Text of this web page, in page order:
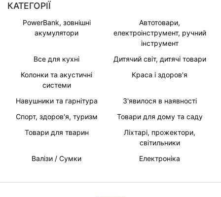
КАТЕГОРІЇ
PowerBank, зовнішні
акумулятори
Автотовари,
електроінструмент, ручний
інструмент
Все для кухні
Дитячий світ, дитячі товари
Колонки та акустичні
системи
Краса і здоров'я
Навушники та гарнітура
З'явилося в наявності
Спорт, здоров'я, туризм
Товари для дому та саду
Товари для тварин
Ліхтарі, прожектори,
світильники
Валізи / Сумки
Електроніка